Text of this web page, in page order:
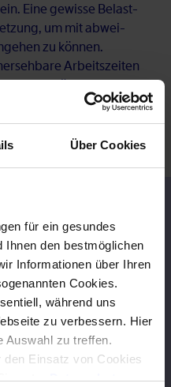
Über Cookies
für ein gesundes
Ihnen den bestmöglichen
Informationen über Ihren
Cookies.
während uns
zu verbessern. Hier
Auswahl zu treffen.
den Einsatz von Cookies
unterDatenschutz.
Eine ge­wis­se Be­last­
um mit ab­wei­
zu kön­nen.
Ar­beits­zei­ten
kön­nen Stress
Stress­be­wäl­ti­gung
un­ter Druck ru­hig zu
für Ärz­te